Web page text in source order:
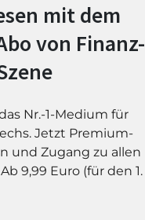
mit dem
von Finanz-
Nr.-1-Medium für
Jetzt Premium-
und Zugang zu allen
9,99 Euro (für den 1.